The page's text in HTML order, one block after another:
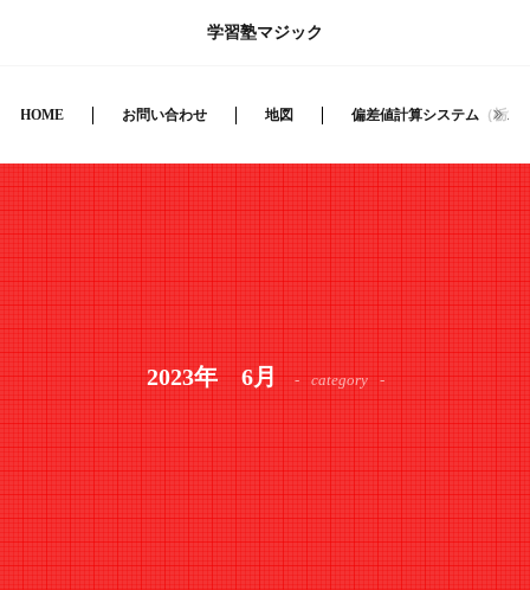
学習塾マジック
HOME お問い合わせ 地図 偏差値計算システム（栃
2023年 6月 category